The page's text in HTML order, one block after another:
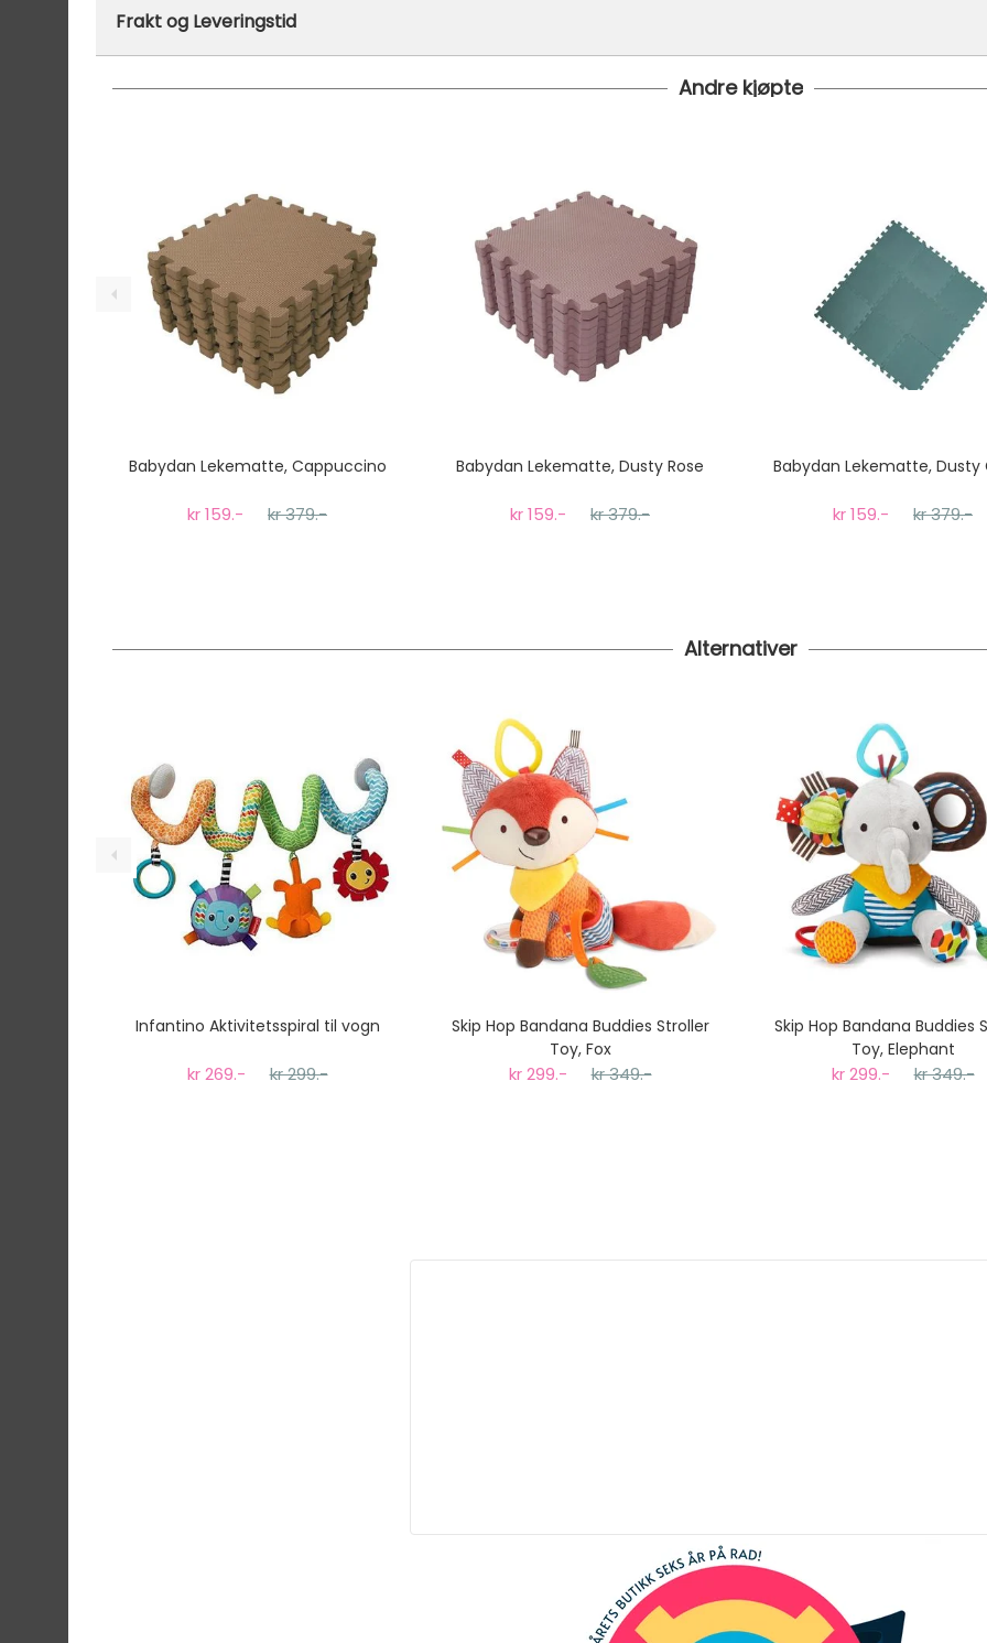
Frakt og Leveringstid
Denne varen er ikke lager hos oss, men vil bli bestilt inn til deg og avsendt så snart den kommer inn til
Vi har fri retur ved bytte.
Andre kjøpte
Babydan Lekematte, Cappuccino
kr 159.- kr 379.-
Babydan Lekematte, Dusty Rose
kr 159.- kr 379.-
Babydan Lekematte, Dusty
kr 159.- kr 379.-
Alternativer
Infantino Aktivitetsspiral til vogn
kr 269.- kr 299.-
Skip Hop Bandana Buddies Stroller
Toy, Fox
kr 299.- kr 349.-
Skip Hop Bandana Buddies
Toy, Elephant
kr 299.- kr 349.-